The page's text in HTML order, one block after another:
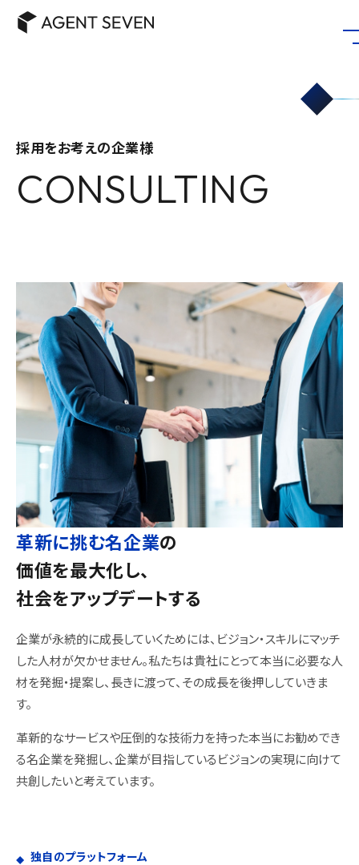
採用をお考えの企業様
CONSULTING
革新に挑む名企業の
価値を最大化し、
社会をアップデートする
企業が永続的に成長していくためには、ビジョン‧スキルにマッチ
した人材が欠かせません。私たちは貴社にとって本当に必要な人
材を発掘・提案し、長きに渡って、その成長を後押ししていきま
す。
革新的なサービスや圧倒的な技術力を持った本当にお勧めでき
る名企業を発掘し、企業が目指しているビジョンの実現に向けて
共創したいと考えています。
独自のプラットフォーム